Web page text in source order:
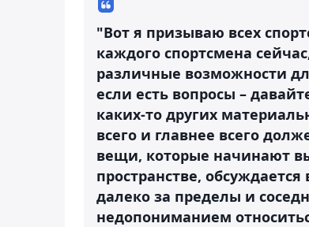
"Вот я призываю всех
каждого спортсмена
различные возможности
если есть вопросы –
каких-то других
всего и главнее всего
вещи, которые начинают
пространстве,
далеко за пределы и
недопониманием